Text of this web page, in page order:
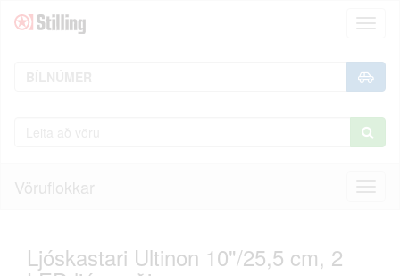
Vöruflokkar
Ljóskastari Ultinon 10"/25,5 cm, 2